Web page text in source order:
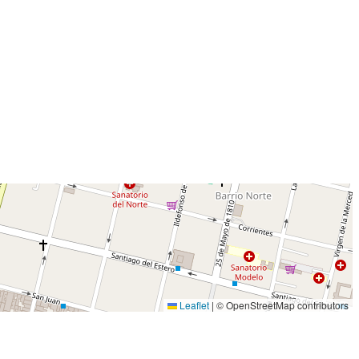
Leaflet | © OpenStreetMap contributors